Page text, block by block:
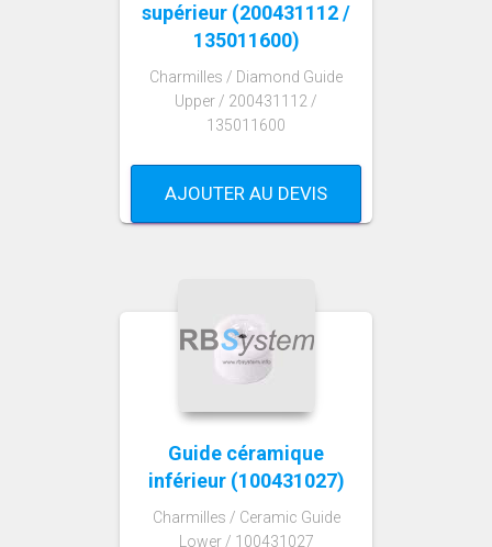
supérieur (200431112 /
135011600)
Charmilles / Diamond Guide
Upper / 200431112 /
135011600
AJOUTER AU DEVIS
Guide céramique
inférieur (100431027)
Charmilles / Ceramic Guide
Lower / 100431027